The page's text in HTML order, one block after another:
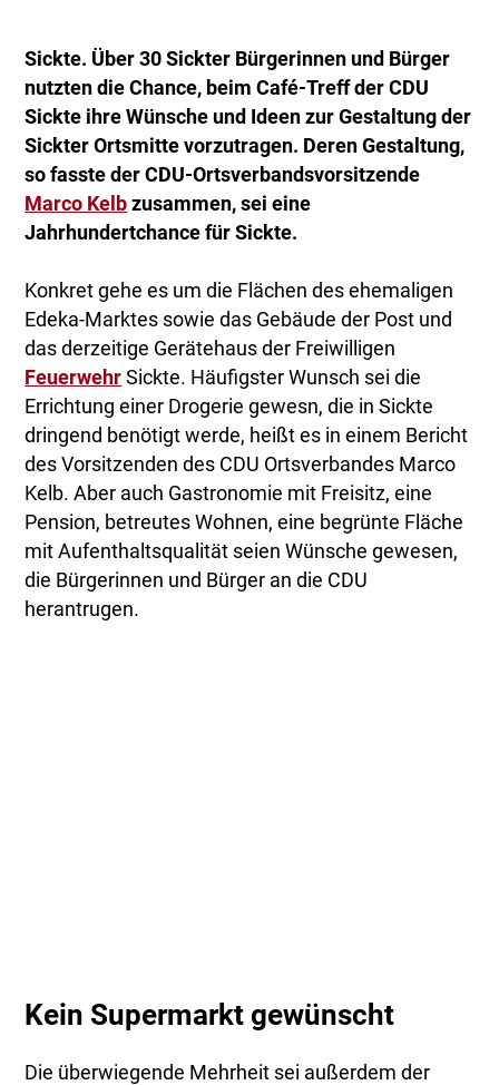
Sickte. Über 30 Sickter Bürgerinnen und Bürger
nutzten die Chance, beim Café-Treff der CDU
Sickte ihre Wünsche und Ideen zur Gestaltung der
Sickter Ortsmitte vorzutragen. Deren Gestaltung,
so fasste der CDU-Ortsverbandsvorsitzende
Marco Kelb zusammen, sei eine
Jahrhundertchance für Sickte.
Konkret gehe es um die Flächen des ehemaligen
Edeka-Marktes sowie das Gebäude der Post und
das derzeitige Gerätehaus der Freiwilligen
Feuerwehr Sickte. Häufigster Wunsch sei die
Errichtung einer Drogerie gewesn, die in Sickte
dringend benötigt werde, heißt es in einem Bericht
des Vorsitzenden des CDU Ortsverbandes Marco
Kelb. Aber auch Gastronomie mit Freisitz, eine
Pension, betreutes Wohnen, eine begrünte Fläche
mit Aufenthaltsqualität seien Wünsche gewesen,
die Bürgerinnen und Bürger an die CDU
herantrugen.
Kein Supermarkt gewünscht
Die überwiegende Mehrheit sei außerdem der